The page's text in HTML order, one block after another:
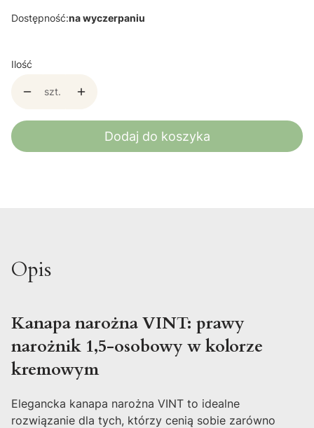
Dostępność:na wyczerpaniu
Ilość
szt.
Dodaj do koszyka
Opis
Kanapa narożna VINT: prawy
narożnik 1,5-osobowy w kolorze
kremowym
Elegancka kanapa narożna VINT to idealne
rozwiązanie dla tych, którzy cenią sobie zarówno